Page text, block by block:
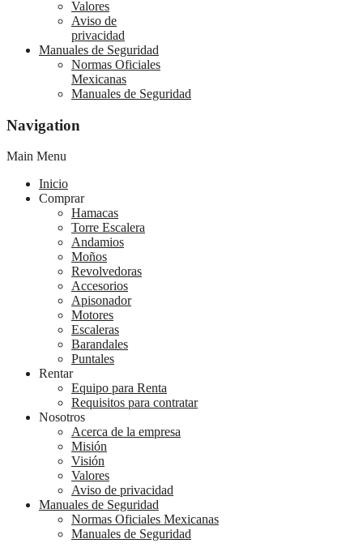
Valores
Aviso de
privacidad
Manuales de Seguridad
Normas Oficiales
Mexicanas
Manuales de Seguridad
Navigation
Main Menu
Inicio
Comprar
Hamacas
Torre Escalera
Andamios
Moños
Revolvedoras
Accesorios
Apisonador
Motores
Escaleras
Barandales
Puntales
Rentar
Equipo para Renta
Requisitos para contratar
Nosotros
Acerca de la empresa
Misión
Visión
Valores
Aviso de privacidad
Manuales de Seguridad
Normas Oficiales Mexicanas
Manuales de Seguridad